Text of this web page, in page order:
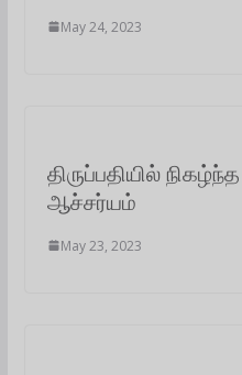
May 24, 2023
திருப்பதியில்
ஆச்சர்யம்
May 23, 2023